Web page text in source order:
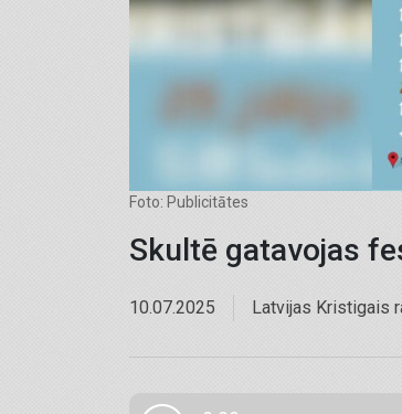
Foto: Publicitātes
Skultē gatavojas
10.07.2025 Latvijas Kristigais